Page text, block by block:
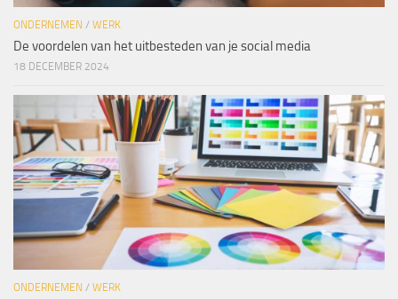
ONDERNEMEN / WERK
De voordelen van het uitbesteden van je social media
18 DECEMBER 2024
ONDERNEMEN / WERK